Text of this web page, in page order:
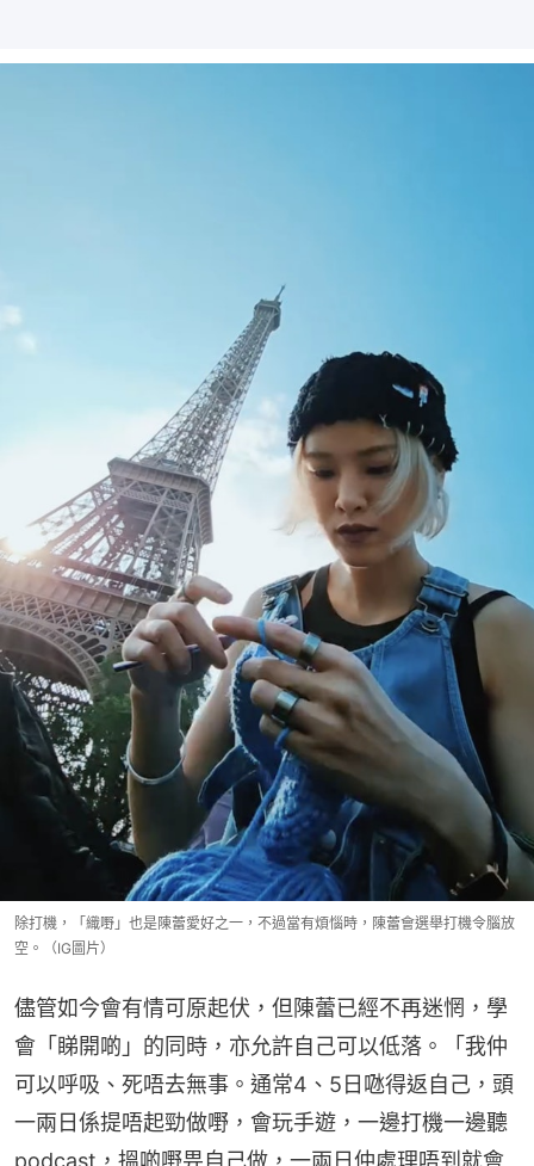
除打機，「織嘢」也是陳蕾愛好之一，不過當有煩惱時，陳蕾會選舉打機令腦放
空。（IG圖片）
儘管如今會有情可原起伏，但陳蕾已經不再迷惘，學
會「睇開啲」的同時，亦允許自己可以低落。「我仲
可以呼吸、死唔去無事。通常4、5日𠱁得返自己，頭
一兩日係提唔起勁做嘢，會玩手遊，一邊打機一邊聽